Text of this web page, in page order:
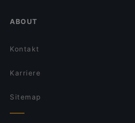
ABOUT
Kontakt
Karriere
Sitemap